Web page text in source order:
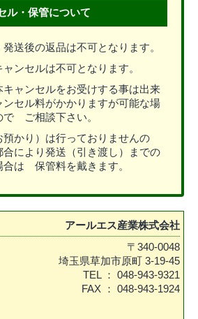
ル・保管について
送後の返品は不可となります。
ンセルは不可となります。
ャンセルをお受けする事は出来
ンセル料がかかりますが可能な場
で ご相談下さい。
かり）は行っておりませんの
合により発送（引き渡し）までの
合は 保管料を戴きます。
アールエス産業株式会社
〒340-0048
埼玉県草加市原町 3-19-45
TEL ： 048-943-9321
FAX ： 048-943-1924